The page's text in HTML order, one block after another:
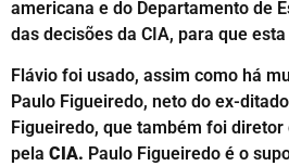
americana e do Departamento de
das decisões da CIA, para que
Flávio foi usado, assim como há
Paulo Figueiredo, neto do ex-
Figueiredo, que também foi diretor
pela CIA. Paulo Figueiredo é o